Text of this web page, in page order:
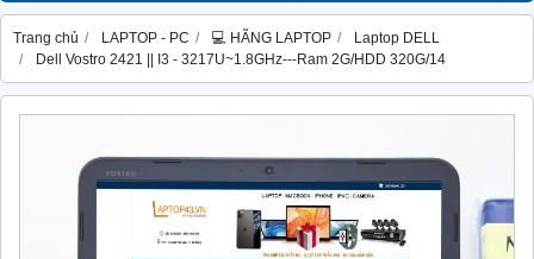
Trang chủ LAPTOP - PC 💻 HÃNG LAPTOP
Laptop DELL
Dell Vostro 2421 || I3 - 3217U~1.8GHz---Ram 2G/HDD 320G/14